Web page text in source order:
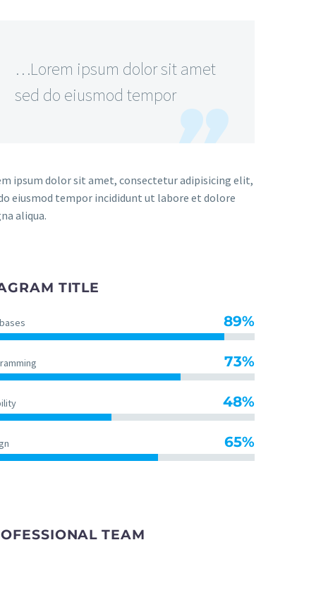
…Lorem ipsum dolor sit amet
sed do eiusmod tempor
ipsum dolor sit amet, consectetur adipisicing elit,
eiusmod tempor incididunt ut labore et dolore
aliqua.
TITLE
89%
73%
48%
65%
TEAM